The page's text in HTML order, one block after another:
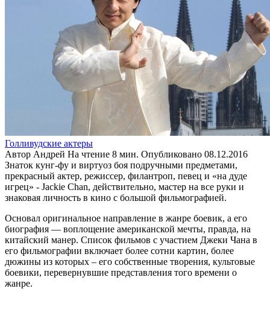
Голливудские актеры
Автор Андрей На чтение 8 мин. Опубликовано 08.12.2016
Знаток кунг-фу и виртуоз боя подручными предметами,
прекрасный актер, режиссер, филантроп, певец и «на дуде
игрец» - Jackie Chan, действительно, мастер на все руки и
знаковая личность в кино с большой фильмографией.
Основал оригинальное направление в жанре боевик, а его
биография — воплощение американской мечты, правда, на
китайский манер. Список фильмов с участием Джеки Чана в
его фильмографии включает более сотни картин, более
дюжины из которых – его собственные творения, культовые
боевики, перевернувшие представления того времени о
жанре.